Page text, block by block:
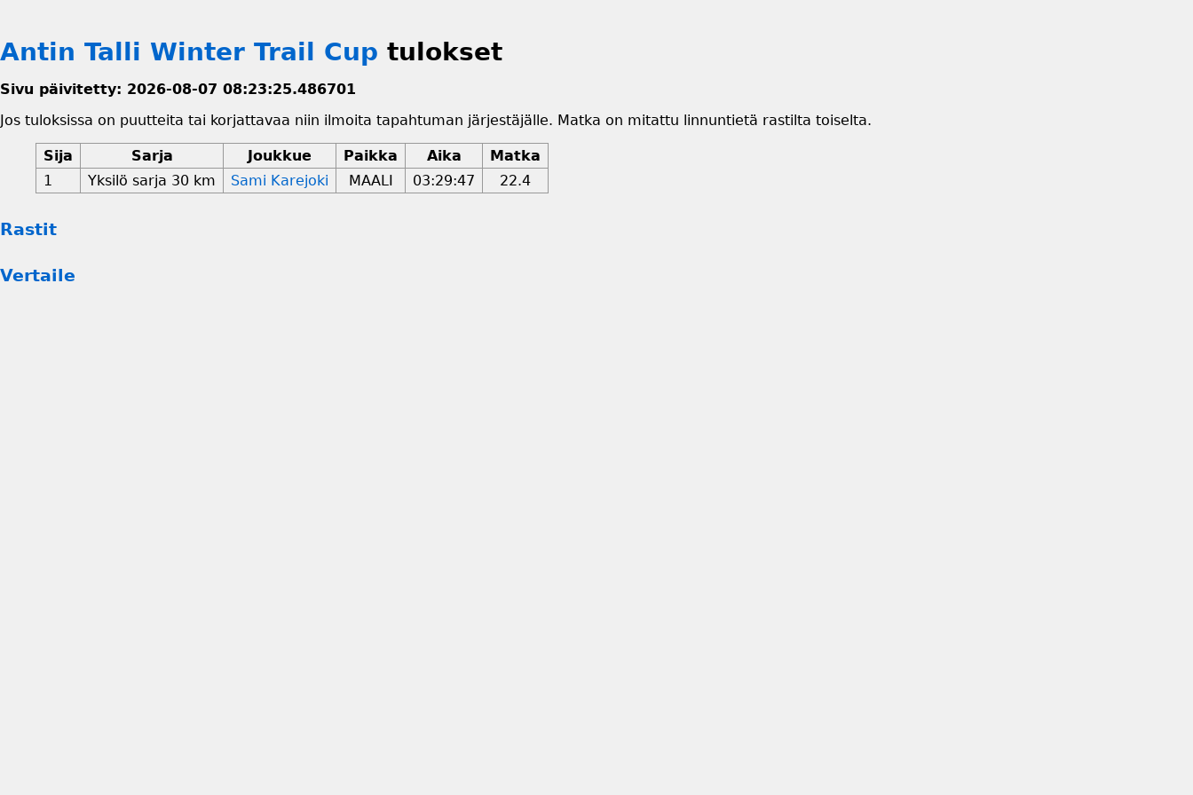
Antin Talli Winter Trail Cup tulokset
Sivu päivitetty: 2026-08-07 08:23:25.486701
Jos tuloksissa on puutteita tai korjattavaa niin ilmoita tapahtuman järjestäjälle. Matka on mitattu linnuntietä rastilta toiselta.
Sija Sarja Joukkue Paikka Aika
Matka
1
Yksilö sarja 30 km Sami Karejoki MAALI 03:29:47 22.4
Rastit
Vertaile